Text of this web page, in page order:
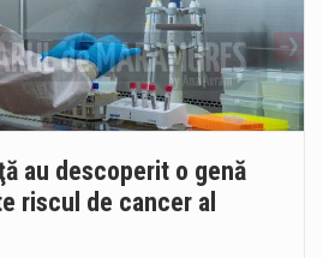
au descoperit o genă
riscul de cancer al